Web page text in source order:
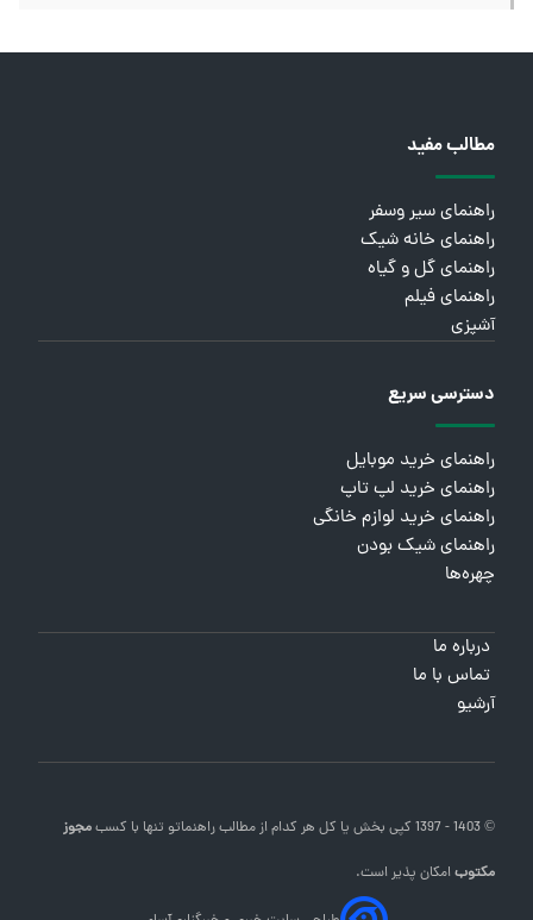
مطالب مفید
راهنمای سیر وسفر
راهنمای خانه شیک
راهنمای گل و گیاه
راهنمای فیلم
آشپزی
دسترسی سریع
راهنمای خرید موبایل
راهنمای خرید لپ تاپ
راهنمای خرید لوازم خانگی
راهنمای شیک بودن
چهره‌ها
درباره ما
تماس با ما
آرشیو
© 1403 - 1397 کپی بخش یا کل هر کدام از مطالب راهنماتو تنها با کسبمجوز
مکتوبامکان پذیر است.